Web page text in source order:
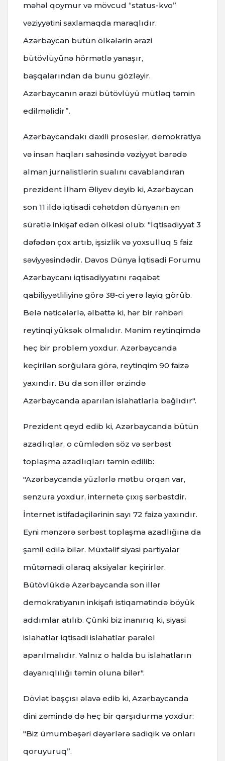
məhəl qoymur və mövcud “status-kvo”
vəziyyətini saxlamaqda maraqlıdır.
Azərbaycan bütün ölkələrin ərazi
bütövlüyünə hörmətlə yanaşır,
başqalarından da bunu gözləyir.
Azərbaycanın ərazi bütövlüyü mütləq təmin
edilməlidir”.
Azərbaycandakı daxili proseslər, demokratiya
və insan haqları sahəsində vəziyyət barədə
alman jurnalistlərin sualını cavablandıran
prezident İlham Əliyev deyib ki, Azərbaycan
son 11 ildə iqtisadi cəhətdən dünyanın ən
sürətlə inkişaf edən ölkəsi olub: "İqtisadiyyat 3
dəfədən çox artıb, işsizlik və yoxsulluq 5 faiz
səviyyəsindədir. Davos Dünya İqtisadi Forumu
Azərbaycanı iqtisadiyyatını rəqabət
qabiliyyətliliyinə görə 38-ci yerə layiq görüb.
Belə nəticələrlə, əlbəttə ki, hər bir rəhbəri
reytinqi yüksək olmalıdır. Mənim reytinqimdə
heç bir problem yoxdur. Azərbaycanda
keçirilən sorğulara görə, reytinqim 90 faizə
yaxındır. Bu da son illər ərzində
Azərbaycanda aparılan islahatlarla bağlıdır".
Prezident qeyd edib ki, Azərbaycanda bütün
azadlıqlar, o cümlədən söz və sərbəst
toplaşma azadlıqları təmin edilib:
"Azərbaycanda yüzlərlə mətbu orqan var,
senzura yoxdur, internetə çıxış sərbəstdir.
İnternet istifadəçilərinin sayı 72 faizə yaxındır.
Eyni mənzərə sərbəst toplaşma azadlığına da
şamil edilə bilər. Müxtəlif siyasi partiyalar
mütəmadi olaraq aksiyalar keçirirlər.
Bütövlükdə Azərbaycanda son illər
demokratiyanın inkişafı istiqamətində böyük
addımlar atılıb. Çünki biz inanırıq ki, siyasi
islahatlar iqtisadi islahatlar paralel
aparılmalıdır. Yalnız o halda bu islahatların
dayanıqlılığı təmin oluna bilər".
Dövlət başçısı əlavə edib ki, Azərbaycanda
dini zəmində də heç bir qarşıdurma yoxdur:
"Biz ümumbəşəri dəyərlərə sadiqik və onları
qoruyuruq”.